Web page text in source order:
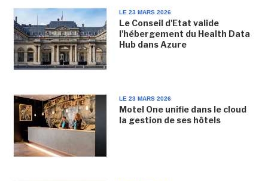
LE 23 MARS 2026
Le Conseil d'Etat valide
l'hébergement du Health Data
Hub dans Azure
LE 23 MARS 2026
Motel One unifie dans le cloud
la gestion de ses hôtels